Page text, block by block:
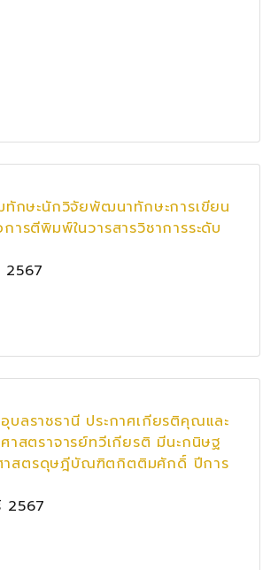
ทักษะนักวิจัยพัฒนาทักษะการเขียน
ารตีพิมพ์ในวารสารวิชาการระดับ
บลราชธานี ประกาศเกียรติคุณและ
าสตราจารย์ทวีเกียรติ มีนะกนิษฐ
สตรดุษฎีบัณฑิตกิตติมศักดิ์ ปีการ
2567